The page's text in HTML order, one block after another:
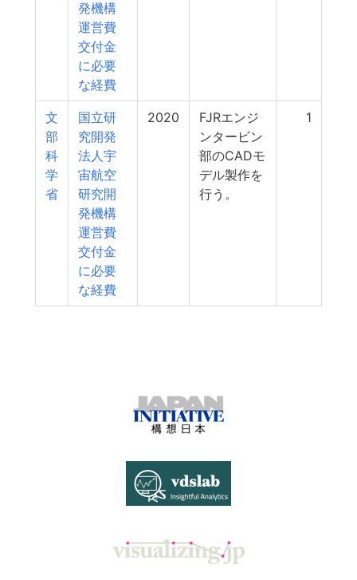
発機構
運営費
交付金
に必要
な経費
文
部
科
学
省
国立研
究開発
法人宇
宙航空
研究開
発機構
運営費
交付金
に必要
な経費
2020
FJRエンジ
ンタービン
部のCADモ
デル製作を
行う。
1